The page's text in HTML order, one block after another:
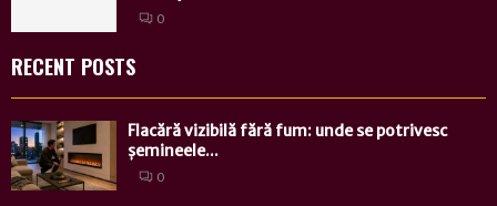
0
RECENT POSTS
Flacără vizibilă fără fum: unde se potrivesc
șemineele...
0